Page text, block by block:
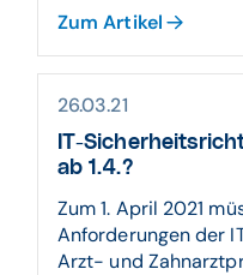
Zum Artikel
26.03.21
IT-
ab 1.4.?
Zum 1. April 2021
Anforderungen der
Arzt- und